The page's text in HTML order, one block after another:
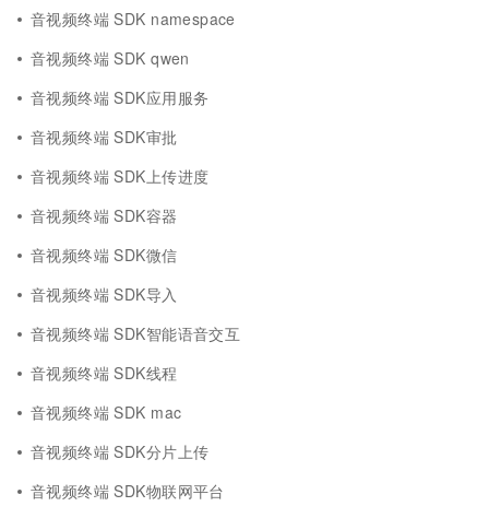
音视频终端 SDK namespace
音视频终端 SDK qwen
音视频终端 SDK应用服务
音视频终端 SDK审批
音视频终端 SDK上传进度
音视频终端 SDK容器
音视频终端 SDK微信
音视频终端 SDK导入
音视频终端 SDK智能语音交互
音视频终端 SDK线程
音视频终端 SDK mac
音视频终端 SDK分片上传
音视频终端 SDK物联网平台